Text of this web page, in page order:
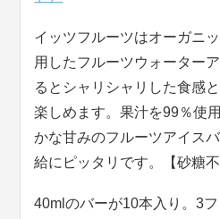
イッツフルーツはオーガニ
用したフルーツウォーター
るとシャリシャリした食感
楽しめます。果汁を99％使
かな甘みのフルーツアイス
給にピッタリです。【砂糖不
40mlのバーが10本入り。3